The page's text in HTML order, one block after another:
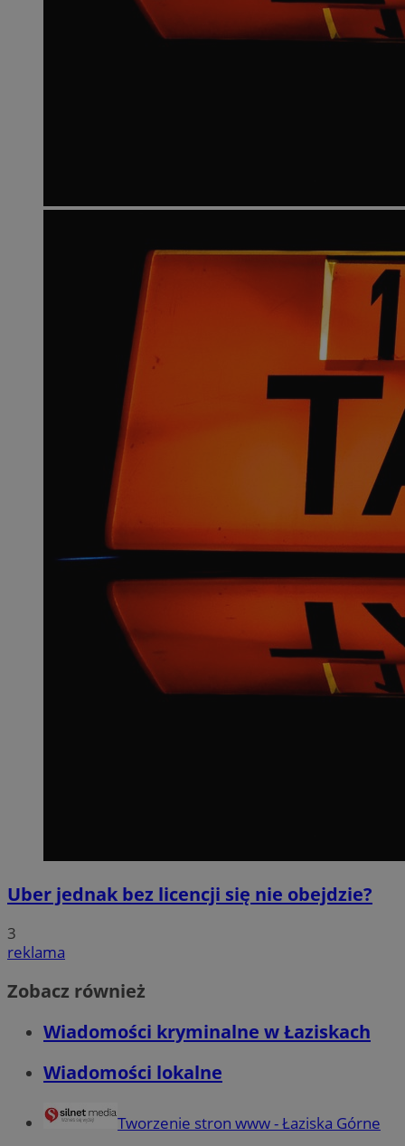
Uber jednak bez licencji się nie obejdzie?
3
reklama
Zobacz również
Wiadomości kryminalne w Łaziskach
Wiadomości lokalne
Tworzenie stron www - Łaziska Górne